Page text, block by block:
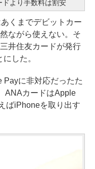
より手数料は割安
くまでデビットカー
ながら使えない。そ
井住友カードが発行
した。
に非対応だったた
ANAカードはApple
ばiPhoneを取り出す